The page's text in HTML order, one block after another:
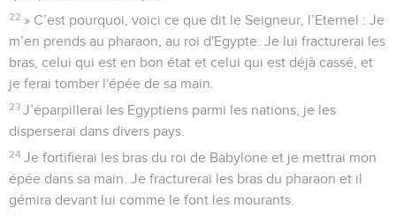
22 » C’est pourquoi, voici ce que dit le Seigneur, l’Eternel : Je
m’en prends au pharaon, au roi d'Egypte. Je lui fracturerai les
bras, celui qui est en bon état et celui qui est déjà cassé, et
je ferai tomber l'épée de sa main.
23 J’éparpillerai les Egyptiens parmi les nations, je les
disperserai dans divers pays.
24 Je fortifierai les bras du roi de Babylone et je mettrai mon
épée dans sa main. Je fracturerai les bras du pharaon et il
gémira devant lui comme le font les mourants.